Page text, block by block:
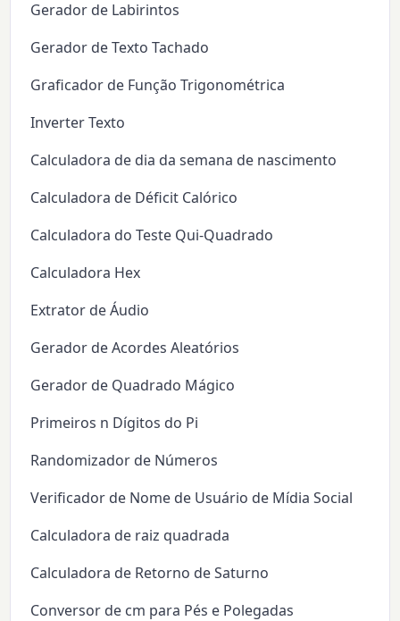
Gerador de Labirintos
Gerador de Texto Tachado
Graficador de Função Trigonométrica
Inverter Texto
Calculadora de dia da semana de nascimento
Calculadora de Déficit Calórico
Calculadora do Teste Qui-Quadrado
Calculadora Hex
Extrator de Áudio
Gerador de Acordes Aleatórios
Gerador de Quadrado Mágico
Primeiros n Dígitos do Pi
Randomizador de Números
Verificador de Nome de Usuário de Mídia Social
Calculadora de raiz quadrada
Calculadora de Retorno de Saturno
Conversor de cm para Pés e Polegadas